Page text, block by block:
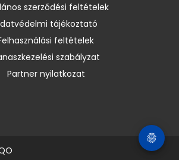
szerződési feltételek
tájékoztató
feltételek
szabályzat
Partner nyilatkozat